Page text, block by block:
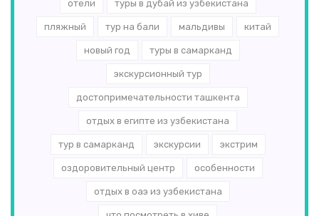
отели туры в дубай из узбекистана
пляжный тур на бали мальдивы китай
новый год туры в самарканд
экскурсионный тур
достопримечательности ташкента
отдых в египте из узбекистана
тур в самарканд экскурсии экстрим
оздоровительный центр особенности
отдых в оаэ из узбекистана